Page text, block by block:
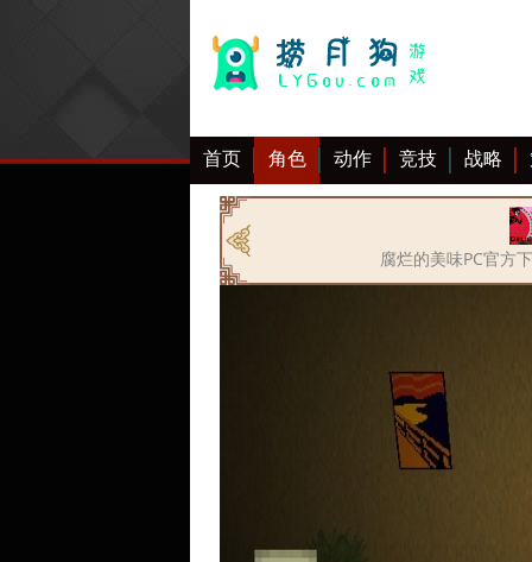
首页 角色 动作 竞技 战略
大全
腐烂的美味PC官